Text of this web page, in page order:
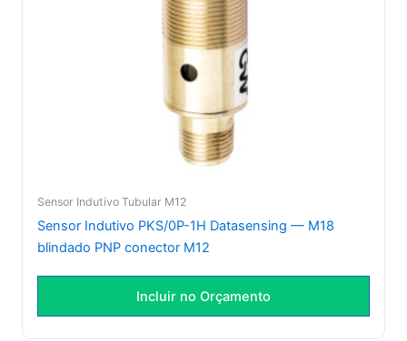
Sensor Indutivo Tubular M12
Sensor Indutivo PKS/0P-1H Datasensing — M18
blindado PNP conector M12
Incluir no Orçamento